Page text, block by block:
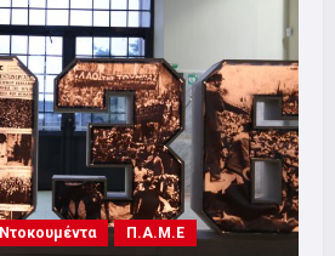
Ντοκουμέντα
Π.Α.Μ.Ε